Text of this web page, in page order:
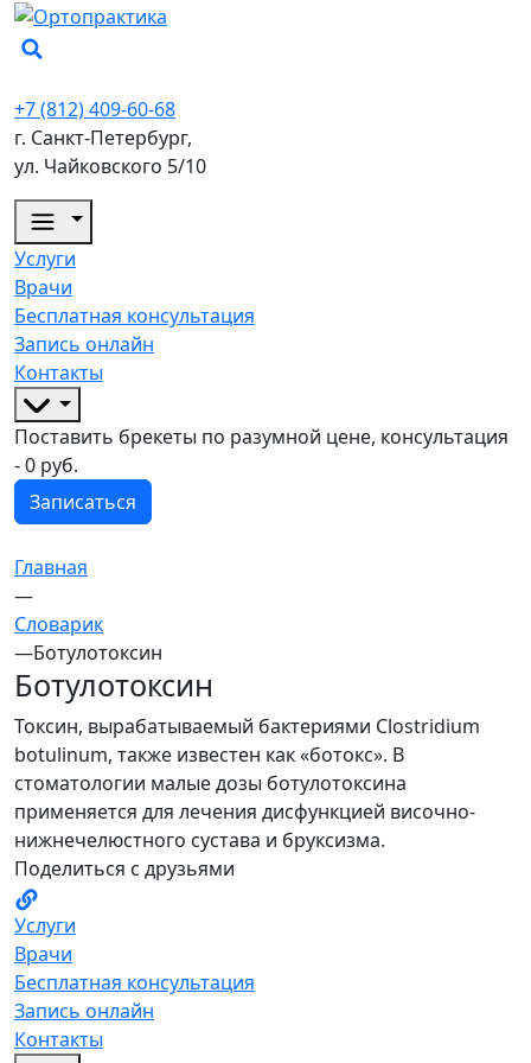
+7 (812) 409-60-68
г. Санкт-Петербург,
ул. Чайковского 5/10
Услуги
Врачи
Бесплатная консультация
Запись онлайн
Контакты
Поставить брекеты по разумной цене, консультация
- 0 руб.
Записаться
Главная
—
Словарик
—Ботулотоксин
Ботулотоксин
Токсин, вырабатываемый бактериями Clostridium
botulinum, также известен как «ботокс». В
стоматологии малые дозы ботулотоксина
применяется для лечения дисфункцией височно-
нижнечелюстного сустава и бруксизма.
Поделиться с друзьями
Услуги
Врачи
Бесплатная консультация
Запись онлайн
Контакты